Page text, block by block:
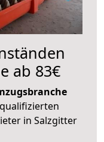
ab 83€
in Salzgitter